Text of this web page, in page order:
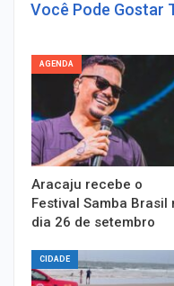
Você Pode Gostar
AGENDA
Aracaju recebe o
Festival Samba Brasil
dia 26 de setembro
CIDADE